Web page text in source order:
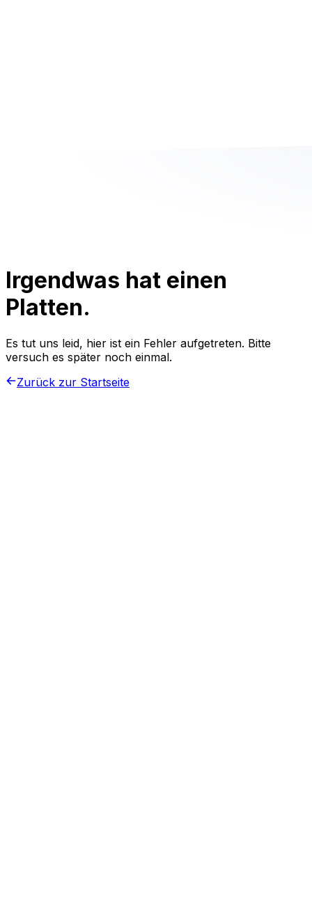
Irgendwas hat einen
Platten.
Es tut uns leid, hier ist ein Fehler aufgetreten. Bitte
versuch es später noch einmal.
Zurück zur Startseite